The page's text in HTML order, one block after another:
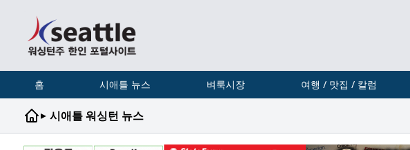
홈 시애틀 뉴스 벼룩시장 여행 / 맛집 / 칼럼
▸ 시애틀 워싱턴 뉴스